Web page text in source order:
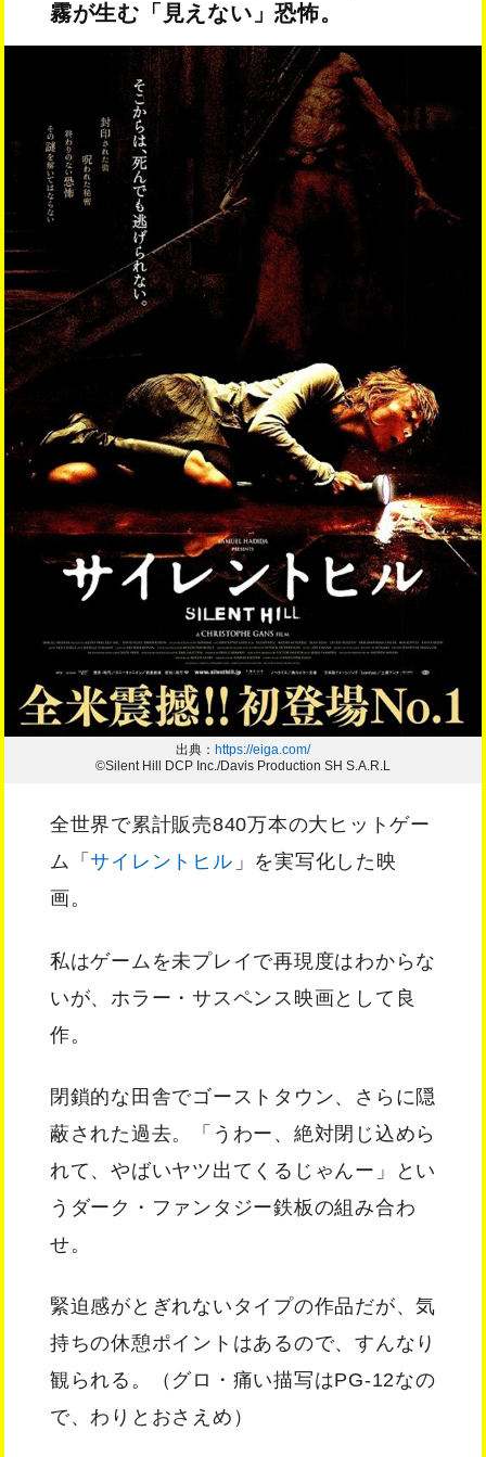
霧が生む「見えない」恐怖。
出典： https://eiga.com/
©Silent Hill DCP Inc./Davis Production SH S.A.R.L
全世界で累計販売840万本の大ヒットゲー
ム「サイレントヒル 」を実写化した映
画。
私はゲームを未プレイで再現度はわからな
いが、ホラー・サスペンス映画として良
作。
閉鎖的な田舎でゴーストタウン、さらに隠
蔽された過去。「うわー、絶対閉じ込めら
れて、やばいヤツ出てくるじゃんー」とい
うダーク・ファンタジー鉄板の組み合わ
せ。
緊迫感がとぎれないタイプの作品だが、気
持ちの休憩ポイントはあるので、すんなり
観られる。（グロ・痛い描写はPG-12なの
で、わりとおさえめ）